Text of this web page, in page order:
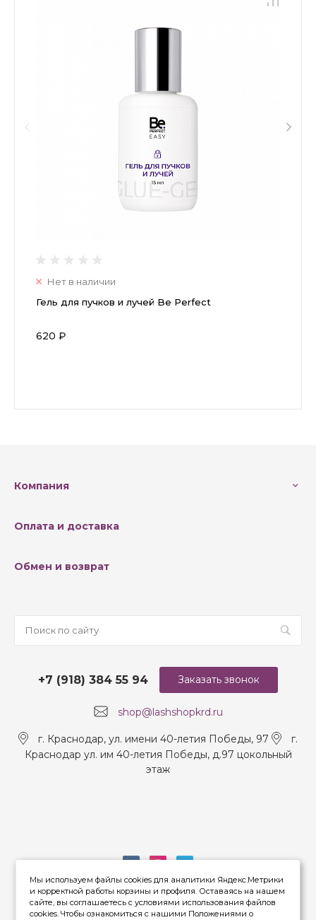
Нет в наличии
Гель для пучков и лучей Be Perfect
620 ₽
Компания
Оплата и доставка
Обмен и возврат
shop@lashshopkrd.ru
+7 (918) 384 55 94
г. Краснодар, ул. имени 40-летия Победы, 97
г.
Краснодар ул. им 40-летия Победы, д.97 цокольный
этаж
Заказать звонок
Мы используем файлы cookies для аналитики Яндекс.Метрики
и корректной работы корзины и профиля. Оставаясь на нашем
сайте, вы соглашаетесь с условиями использования файлов
cookies. Чтобы ознакомиться с нашими Положениями о